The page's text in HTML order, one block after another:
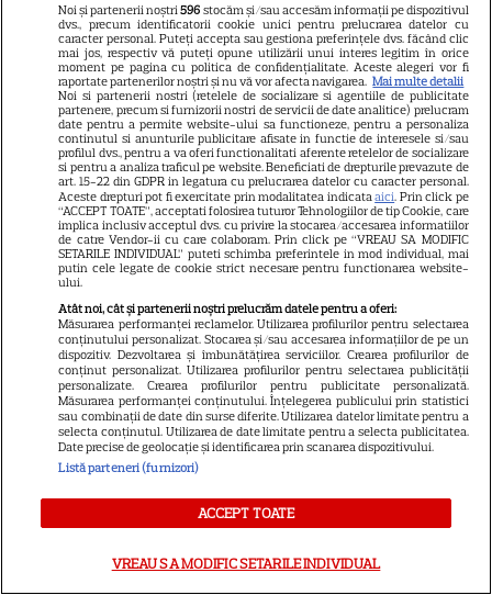
21
SERIALE AMERICANE
Sandra Oh dezvăluie de ce a
plecat din „Anatomia lui Grey”.
Discuția cu Shonda Rhimes
Noi și partenerii noștri596 stocăm și/sau accesăm informații pe dispozitivul
dvs., precum identificatorii cookie unici pentru prelucrarea datelor cu
caracter personal. Puteți accepta sau gestiona preferințele dvs. făcând clic
mai jos, respectiv vă puteți opune utilizării unui interes legitim în orice
moment pe pagina cu politica de confidențialitate. Aceste alegeri vor fi
raportate partenerilor noștri și nu vă vor afecta navigarea. Mai multe detalii
Noi si partenerii nostri (retelele de socializare si agentiile de publicitate
partenere, precum si furnizorii nostri de servicii de date analitice) prelucram
date pentru a permite website-ului sa functioneze, pentru a personaliza
continutul si anunturile publicitare afisate in functie de interesele si/sau
profilul dvs., pentru a va oferi functionalitati aferente retelelor de socializare
si pentru a analiza traficul pe website. Beneficiati de drepturile prevazute de
art. 15-22 din GDPR in legatura cu prelucrarea datelor cu caracter personal.
Aceste drepturi pot fi exercitate prin modalitatea indicataaici. Prin click pe
“ACCEPT TOATE”, acceptati folosirea tuturor Tehnologiilor de tip Cookie, care
implica inclusiv acceptul dvs. cu privire la stocarea/accesarea informatiilor
de catre Vendor-ii cu care colaboram. Prin click pe “VREAU SA MODIFIC
SETARILE INDIVIDUAL” puteti schimba preferintele in mod individual, mai
putin cele legate de cookie strict necesare pentru functionarea website-
ului.
Atât noi, cât și partenerii noștri prelucrăm datele pentru a oferi:
Măsurarea performanței reclamelor. Utilizarea profilurilor pentru selectarea
conținutului personalizat. Stocarea și/sau accesarea informațiilor de pe un
dispozitiv. Dezvoltarea și îmbunătățirea serviciilor. Crearea profilurilor de
conținut personalizat. Utilizarea profilurilor pentru selectarea publicității
personalizate. Crearea profilurilor pentru publicitate personalizată.
Măsurarea performanței conținutului. Înțelegerea publicului prin statistici
sau combinații de date din surse diferite. Utilizarea datelor limitate pentru a
selecta conținutul. Utilizarea de date limitate pentru a selecta publicitatea.
Date precise de geolocație și identificarea prin scanarea dispozitivului.
Listă parteneri (furnizori)
ACCEPT TOATE
VREAU SA MODIFIC SETARILE INDIVIDUAL